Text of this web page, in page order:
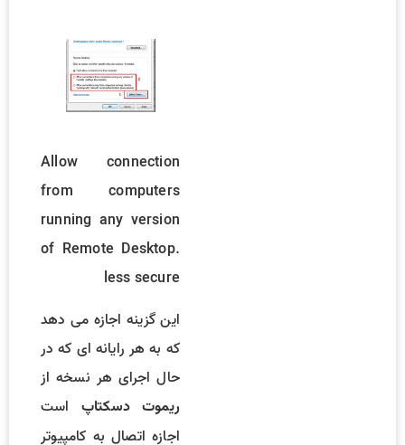
Allow connection
from computers
running any version
of Remote Desktop.
less secure
این گزینه اجازه می دهد
که به هر رایانه ای که در
حال اجرای هر نسخه از
ریموت دسکتاپ است
اجازه اتصال به کامپیوتر